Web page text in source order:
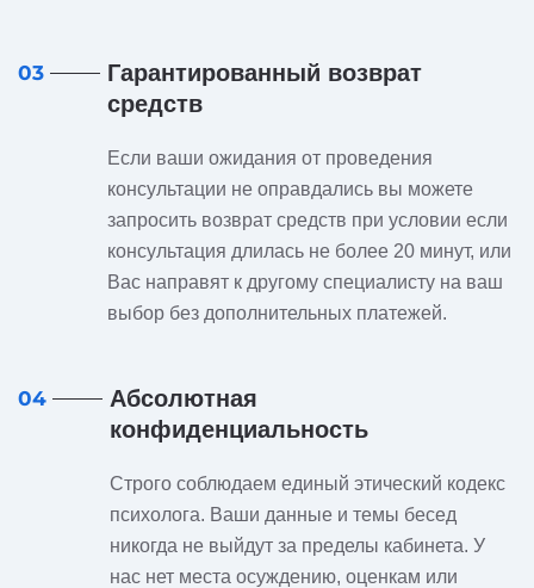
03
Гарантированный возврат
средств
Если ваши ожидания от проведения
консультации не оправдались вы можете
запросить возврат средств при условии если
консультация длилась не более 20 минут, или
Вас направят к другому специалисту на ваш
выбор без дополнительных платежей.
04
Абсолютная
конфиденциальность
Строго соблюдаем единый этический кодекс
психолога. Ваши данные и темы бесед
никогда не выйдут за пределы кабинета. У
нас нет места осуждению, оценкам или